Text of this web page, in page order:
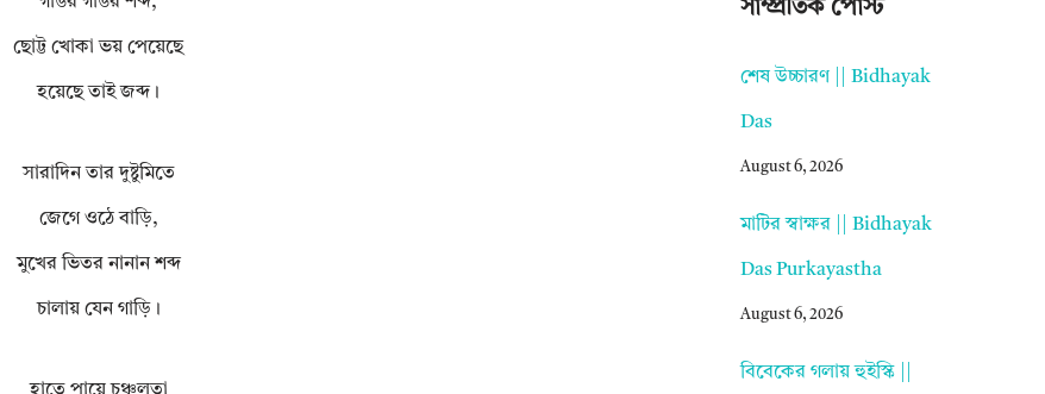
ছোট্ট খোকা ভয় পেয়েছে
হয়েছে তাই জব্দ।
সারাদিন তার দুষ্টুমিতে
জেগে ওঠে বাড়ি,
মুখের ভিতর নানান শব্দ
চালায় যেন গাড়ি।
হাতে পায়ে চঞ্চলতা
সাম্প্রতিক পোস্ট
শেষ উচ্চারণ || Bidhayak
Das
August 6, 2026
মাটির স্বাক্ষর || Bidhayak
Das Purkayastha
August 6, 2026
বিবেকের গলায় হুইস্কি ||